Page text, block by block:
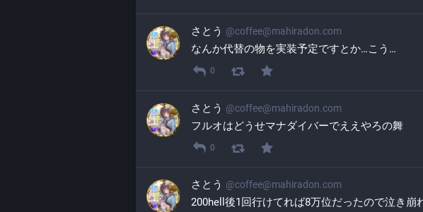
さとう @coffee@mahiradon.com
なんか代替の物を実装予定ですとか…こう…
0
さとう @coffee@mahiradon.com
フルオはどうせマナダイバーでええやろの舞
0
さとう @coffee@mahiradon.com
200hell後1回行けてれば8万位だったので泣き崩